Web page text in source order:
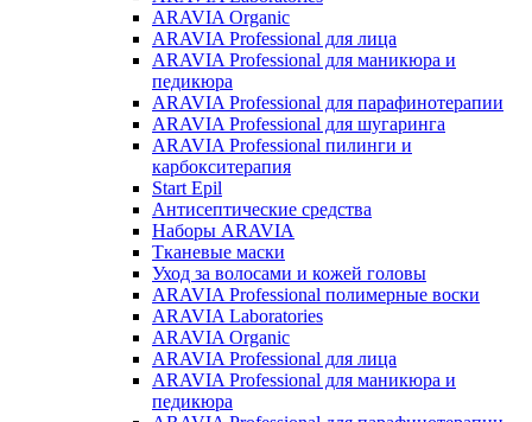
ARAVIA Organic
ARAVIA Professional для лица
ARAVIA Professional для маникюра и
педикюра
ARAVIA Professional для парафинотерапии
ARAVIA Professional для шугаринга
ARAVIA Professional пилинги и
карбокситерапия
Start Epil
Антисептические средства
Наборы ARAVIA
Тканевые маски
Уход за волосами и кожей головы
ARAVIA Professional полимерные воски
ARAVIA Laboratories
ARAVIA Organic
ARAVIA Professional для лица
ARAVIA Professional для маникюра и
педикюра